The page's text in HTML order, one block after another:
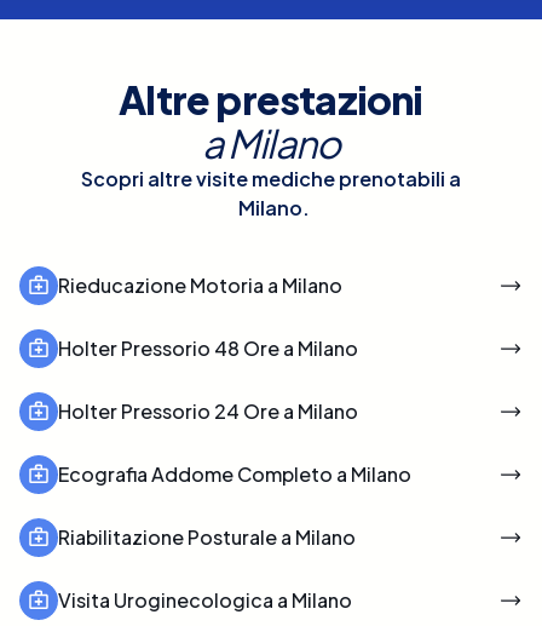
Altre prestazioni
aMilano
Scopri altre visite mediche prenotabili a
Milano.
Rieducazione Motoria a Milano
Holter Pressorio 48 Ore a Milano
Holter Pressorio 24 Ore a Milano
Ecografia Addome Completo a Milano
Riabilitazione Posturale a Milano
Visita Uroginecologica a Milano